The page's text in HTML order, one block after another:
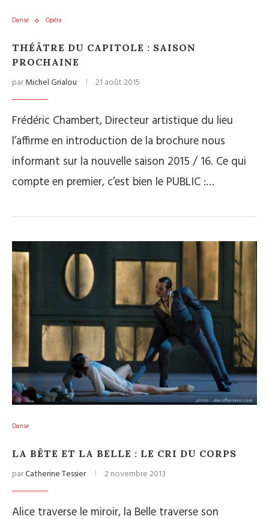
Danse Opéra
THÉÂTRE DU CAPITOLE : SAISON
PROCHAINE
parMichel Grialou 21 août 2015
Frédéric Chambert, Directeur artistique du lieu
l’affirme en introduction de la brochure nous
informant sur la nouvelle saison 2015 / 16. Ce qui
compte en premier, c’est bien le PUBLIC :…
Danse
LA BÊTE ET LA BELLE : LE CRI DU CORPS
parCatherine Tessier 2 novembre 2013
Alice traverse le miroir, la Belle traverse son